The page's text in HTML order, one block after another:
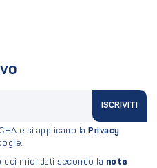
ISCRIVITI
e si applicano la Privacy
miei dati secondo la nota